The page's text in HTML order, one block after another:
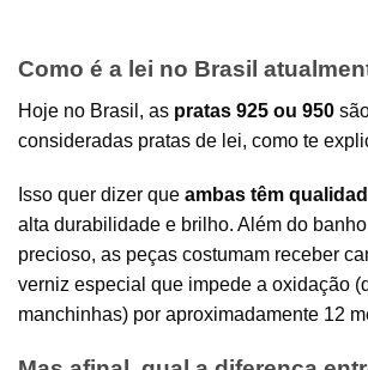
Como é a lei no Brasil
Hoje no Brasil, as pratas 925 ou 950
consideradas pratas de lei, como te
Isso quer dizer que ambas têm
alta durabilidade e brilho. Além do banho
precioso, as peças costumam receber
verniz especial que impede a oxidação
manchinhas) por aproximadamente 12